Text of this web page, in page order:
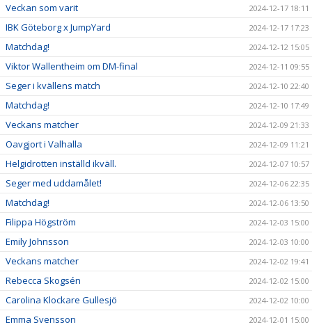
Veckan som varit 2024-12-17 18:11
IBK Göteborg x JumpYard 2024-12-17 17:23
Matchdag! 2024-12-12 15:05
Viktor Wallentheim om DM-final 2024-12-11 09:55
Seger i kvällens match 2024-12-10 22:40
Matchdag! 2024-12-10 17:49
Veckans matcher 2024-12-09 21:33
Oavgjort i Valhalla 2024-12-09 11:21
Helgidrotten inställd ikväll. 2024-12-07 10:57
Seger med uddamålet! 2024-12-06 22:35
Matchdag! 2024-12-06 13:50
Filippa Högström 2024-12-03 15:00
Emily Johnsson 2024-12-03 10:00
Veckans matcher 2024-12-02 19:41
Rebecca Skogsén 2024-12-02 15:00
Carolina Klockare Gullesjö 2024-12-02 10:00
Emma Svensson 2024-12-01 15:00